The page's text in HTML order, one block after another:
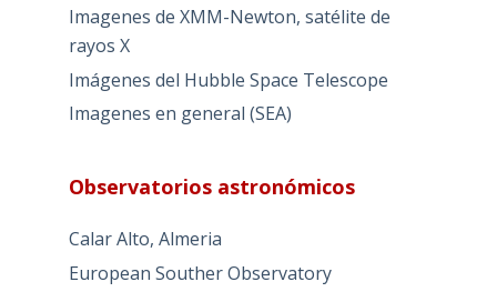
Imagenes de XMM-Newton, satélite de
rayos X
Imágenes del Hubble Space Telescope
Imagenes en general (SEA)
Observatorios astronómicos
Calar Alto, Almeria
European Souther Observatory